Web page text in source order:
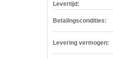
Levertijd:
Betalingscondities:
Levering vermogen: